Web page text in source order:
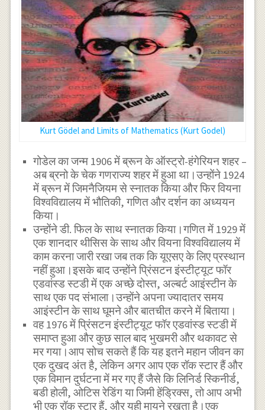
Kurt Gödel and Limits of Mathematics (Kurt Godel)
गोडेल का जन्म 1906 में ब्रून के ऑस्ट्रो-हंगेरियन शहर –
अब ब्रनो के चेक गणराज्य शहर में हुआ था।उन्होंने 1924
में ब्रून में जिमनैजियम से स्नातक किया और फिर वियना
विश्वविद्यालय में भौतिकी, गणित और दर्शन का अध्ययन
किया।
उन्होंने डी. फिल के साथ स्नातक किया।गणित में 1929 में
एक शानदार थीसिस के साथ और वियना विश्वविद्यालय में
काम करना जारी रखा जब तक कि यूएसए के लिए प्रस्थान
नहीं हुआ।इसके बाद उन्होंने प्रिंसटन इंस्टीट्यूट फॉर
एडवांस्ड स्टडी में एक अच्छे दोस्त, अल्बर्ट आइंस्टीन के
साथ एक पद संभाला।उन्होंने अपना ज्यादातर समय
आइंस्टीन के साथ घूमने और बातचीत करने में बिताया।
वह 1976 में प्रिंसटन इंस्टीट्यूट फॉर एडवांस्ड स्टडी में
समाप्त हुआ और कुछ साल बाद भुखमरी और थकावट से
मर गया।आप सोच सकते हैं कि यह इतने महान जीवन का
एक दुखद अंत है, लेकिन अगर आप एक रॉक स्टार हैं और
एक विमान दुर्घटना में मर गए हैं जैसे कि लिनिर्ड स्किनीर्ड,
बडी होली, ओटिस रेडिंग या जिमी हेंड्रिक्स, तो आप अभी
भी एक रॉक स्टार हैं, और यही मायने रखता है।एक